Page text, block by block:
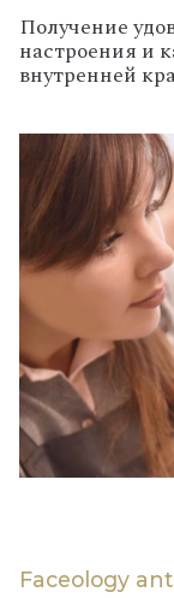
Получение
настроения и
внутренней
Faceology